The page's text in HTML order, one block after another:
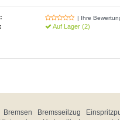
| Ihre
Auf Lager (2)
Bremsen Bremsseilzug